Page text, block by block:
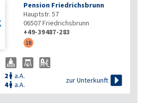
Pension Friedrichsbrunn
Hauptstr. 57
06507Friedrichsbrunn
+49-39487-283
18
2  a.A.
4 a.A.
zur Unterkunft 